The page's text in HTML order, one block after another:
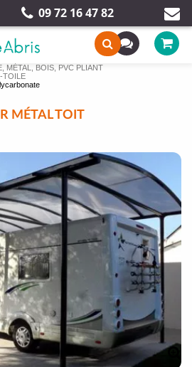
09 72 16 47 82
MÉTAL, BOIS, PVC PLIANT
TOILE
MÉTAL TOIT